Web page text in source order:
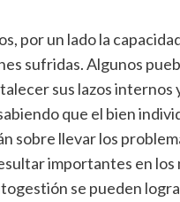
por un lado la
sufridas. Algunos
sus lazos internos
que el bien
sobre llevar los
importantes en los
se pueden